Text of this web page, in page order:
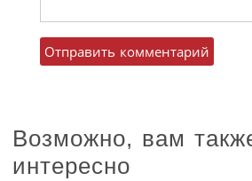
Возможно, вам
интересно